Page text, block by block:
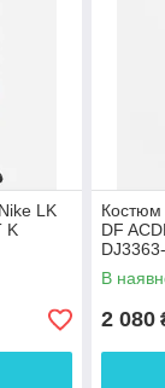
LK
K
Костюм
DF
В
2 080